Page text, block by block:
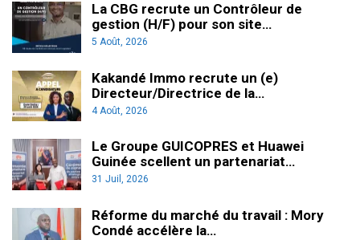
La CBG recrute un Contrôleur de
gestion (H/F) pour son site…
5 Août, 2026
Kakandé Immo recrute un (e)
Directeur/Directrice de la…
4 Août, 2026
Le Groupe GUICOPRES et Huawei
Guinée scellent un partenariat…
31 Juil, 2026
Réforme du marché du travail : Mory
Condé accélère la…